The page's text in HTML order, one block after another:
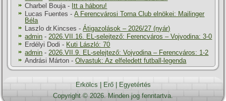
Charbel Bouja - Itt a háboru!
Lucas Fuentes -A Ferencvárosi Torna Club elnökei: Mailinger
Béla
Laszlo dr.Kincses -Átigazolások – 2026/27 (nyár)
admin - 2026.VII.16. EL-selejtező: Ferencváros – Vojvodina: 3-0
Erdélyi Dodi - Kuti László: 70
admin - 2026.VII.9. EL-selejtező: Vojvodina – Ferencváros: 1-2
Andrási Márton -Olvastuk: Az elfeledett futball-legenda
Erkölcs Erő|
Egyetértés
Copyright © 2026. Minden jog fenntartva.